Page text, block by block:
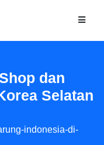
dan
Selatan
indonesia-di-